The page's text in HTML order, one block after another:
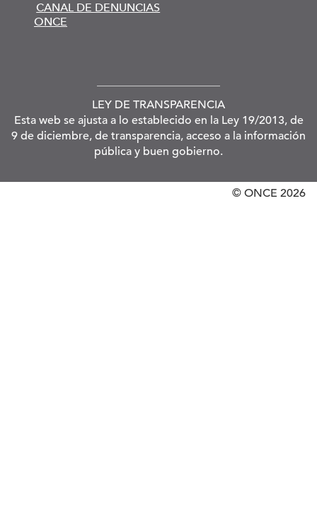
CANAL DE DENUNCIAS
ONCE
LEY DE TRANSPARENCIA
Esta web se ajusta a lo establecido en la Ley 19/2013, de
9 de diciembre, de transparencia, acceso a la información
pública y buen gobierno.
© ONCE 2026